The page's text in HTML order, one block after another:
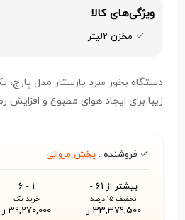
ویژگی‌های کالا
مخزن 2لیتر
دستگاه بخور سرد یارستار مدل پارچ،
زیبا برای ایجاد هوای مطبوع و
فروشنده :پخش مروانی
بیشتر از 61 -
تخفیف 15 درصد
33,379,500 ر
1 - 6
خرید تک
39,270,000 ر